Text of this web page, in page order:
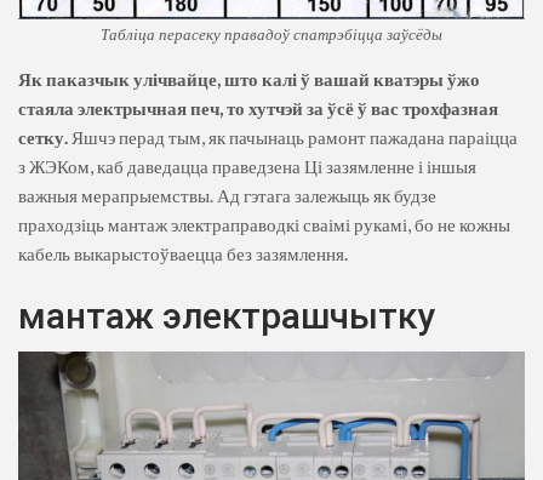
Табліца перасеку правадоў спатрэбіцца заўсёды
Як паказчык улічвайце, што калі ў вашай кватэры ўжо
стаяла электрычная печ, то хутчэй за ўсё ў вас трохфазная
сетку. Яшчэ перад тым, як пачынаць рамонт пажадана параіцца
з ЖЭКом, каб даведацца праведзена Ці зазямленне і іншыя
важныя мерапрыемствы. Ад гэтага залежыць як будзе
праходзіць мантаж электраправодкі сваімі рукамі, бо не кожны
кабель выкарыстоўваецца без зазямлення.
мантаж электрашчытку